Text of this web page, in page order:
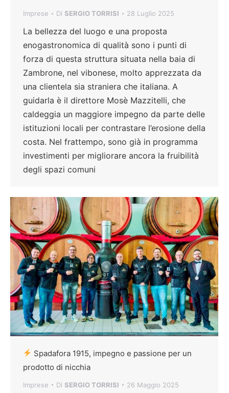
Imprese Di SERGIO TORRISI 28 Luglio 2025
La bellezza del luogo e una proposta
enogastronomica di qualità sono i punti di
forza di questa struttura situata nella baia di
Zambrone, nel vibonese, molto apprezzata da
una clientela sia straniera che italiana. A
guidarla è il direttore Mosè Mazzitelli, che
caldeggia un maggiore impegno da parte delle
istituzioni locali per contrastare l’erosione della
costa. Nel frattempo, sono già in programma
investimenti per migliorare ancora la fruibilità
degli spazi comuni
Spadafora 1915, impegno e passione per un
prodotto di nicchia
Imprese Di SERGIO TORRISI 26 Maggio 2025